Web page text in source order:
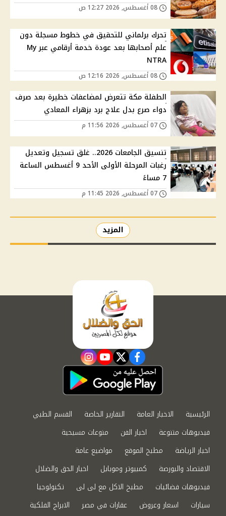
تحرك برلماني للتحقيق في خطوط مسجلة دون
علم أصحابها بعد عودة خدمة أرقامي عبر My
NTRA
الطفلة مكة تتعرض لمضاعفات خطيرة بعد صرف
دواء صرع بدل علاج برد بزهراء المعادي
تنسيق الجامعات 2026.. غلق تسجيل وتعديل
رغبات المرحلة الأولى الأحد 9 أغسطس الساعة
7 مساءً
المزيد
facebook
twitter
youtube
instagram
الرئيسية الاخبار العامة التقارير الخاصة
القسم الطبي
فيديوهات متنوعة
اخبار الفن
منوعات مسيحية
اخبار الرياضة
مطبخ الموقع
مواضيع عامة
الاقتصاد والبورصة
كمبيوتر وموبايل
اخبار الحق والضلال
فيديوهات فضائيات
مطبخ الاكل مع لى لى
تكنولوجيا
سيارات
اسعار وعروض عقارات في مصر الابراج الفلكية